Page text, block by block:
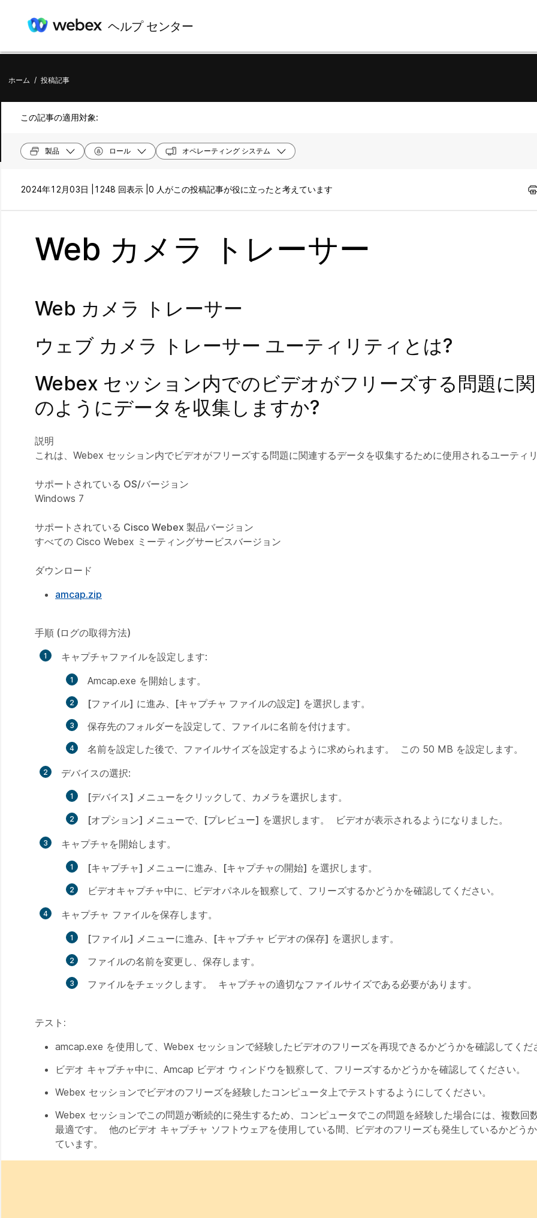
ヘルプ センター
ホーム / 投稿記事
この記事の適用対象:
製品 ロール オペレーティング システム
2024年12月03日 | 1248 回表示 | 0 人がこの投稿記事が役に立ったと考えています
Web カメラ トレーサー
Web カメラ トレーサー
ウェブ カメラ トレーサー ユーティリティとは?
Webex セッション内でのビデオがフリーズする問題に
のようにデータを収集しますか?
説明
これは、Webex セッション内でビデオがフリーズする問題に関連するデータを収集するために使用されるユーティ
サポートされている OS/バージョン
Windows 7
サポートされている Cisco Webex 製品バージョン
すべての Cisco Webex ミーティングサービスバージョン
ダウンロード
amcap.zip
手順 (ログの取得方法)
キャプチャファイルを設定します:
Amcap.exe を開始します。
[ファイル] に進み、 [キャプチャ ファイルの設定] を選択します。
保存先のフォルダーを設定して、ファイルに名前を付けます。
名前を設定した後で、ファイルサイズを設定するように求められます。 この 50 MB を設定します。
デバイスの選択:
[デバイス] メニューをクリックして、カメラを選択します。
[オプション] メニューで、 [プレビュー] を選択します。 ビデオが表示されるようになりました。
キャプチャを開始します。
[キャプチャ] メニューに進み、 [キャプチャの開始] を選択します。
ビデオキャプチャ中に、ビデオパネルを観察して、フリーズするかどうかを確認してください。
キャプチャ ファイルを保存します。
[ファイル] メニューに進み、 [キャプチャ ビデオの保存] を選択します。
ファイルの名前を変更し、保存します。
ファイルをチェックします。 キャプチャの適切なファイルサイズである必要があります。
テスト:
amcap.exe を使用して、Webex セッションで経験したビデオのフリーズを再現できるかどうかを確認してくだ
ビデオ キャプチャ中に、Amcap ビデオ ウィンドウを観察して、フリーズするかどうかを確認してください。
Webex セッションでビデオのフリーズを経験したコンピュータ上でテストするようにしてください。
Webex セッションでこの問題が断続的に発生するため、コンピュータでこの問題を経験した場合には、複数回
最適です。 他のビデオ キャプチャ ソフトウェアを使用している間、ビデオのフリーズも発生しているかどう
ています。